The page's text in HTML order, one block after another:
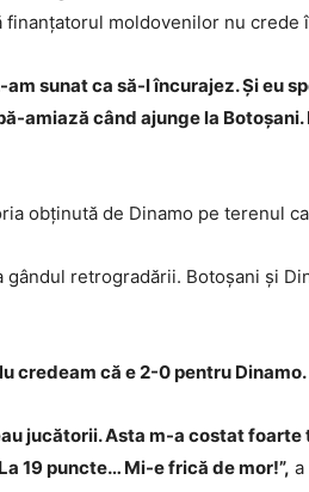
moldovenilor nu crede
sunat ca să-l încurajez. Și eu
amiază când ajunge la
obținută de Dinamo pe terenul
retrogradării. Botoșani și
că e 2-0 pentru Dinamo.
jucătorii. Asta m-a costat foarte
19 puncte… Mi-e frică de mor!”, a